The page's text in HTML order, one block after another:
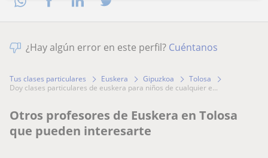
¿Hay algún error en este perfil? Cuéntanos
Tus clases particulares Euskera Gipuzkoa
Tolosa
doy clases particulares de euskera para niños de cualquier e...
Otros profesores de Euskera en Tolosa
que pueden interesarte